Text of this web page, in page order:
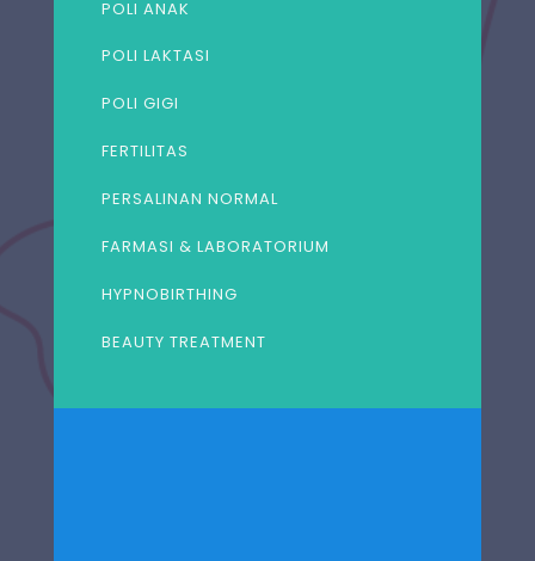
POLI ANAK
POLI LAKTASI
POLI GIGI
FERTILITAS
PERSALINAN NORMAL
FARMASI & LABORATORIUM
HYPNOBIRTHING
BEAUTY TREATMENT